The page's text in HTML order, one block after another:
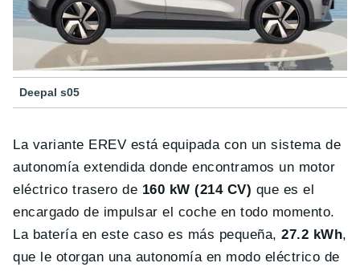
Deepal s05
La variante EREV está equipada con un sistema de
autonomía extendida donde encontramos un motor
eléctrico trasero de 160 kW (214 CV) que es el
encargado de impulsar el coche en todo momento.
La batería en este caso es más pequeña, 27.2 kWh,
que le otorgan una autonomía en modo eléctrico de